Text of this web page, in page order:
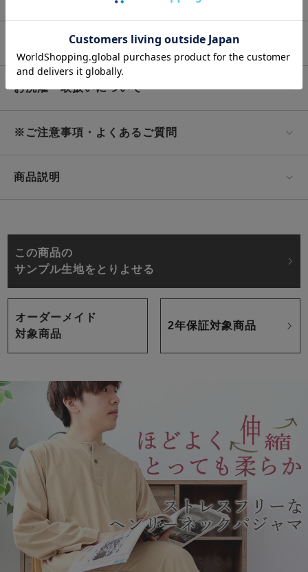
セミオーダーメイド（オプション）について
お洗濯・取扱いについて
※ご注意事項・よくあるご質問
商品説明
この商品の
サンプル生地をとりよせる
オーダーメイド
対象商品
2年保証対象商品